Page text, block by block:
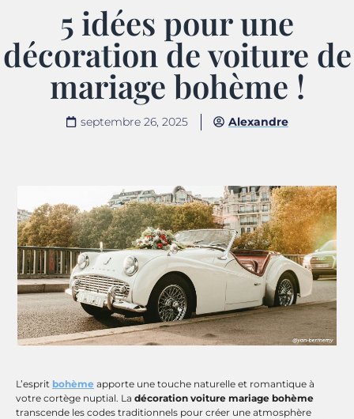
5 idées pour une
décoration de voiture de
mariage bohème !
septembre 26, 2025 Alexandre
L’esprit bohème apporte une touche naturelle et romantique à
votre cortège nuptial. La décoration voiture mariage bohème
transcende les codes traditionnels pour créer une atmosphère